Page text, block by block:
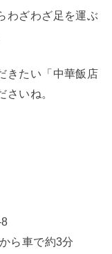
わざわざ足を運ぶ
きたい「中華飯店
いね。
ら車で約3分